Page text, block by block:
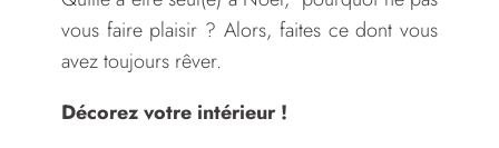
vous faire plaisir ? Alors, faites ce dont vous
avez toujours rêver.
Décorez votre intérieur !